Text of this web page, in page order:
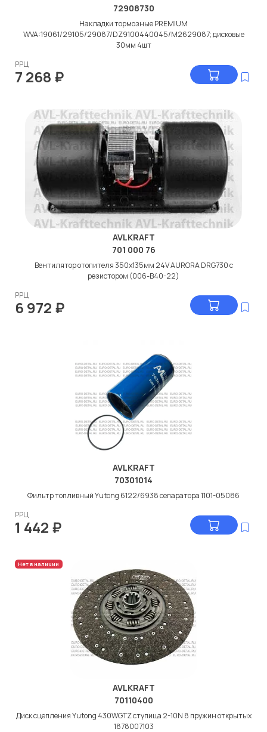
72908730
Накладки тормозные PREMIUM
WVA:19061/29105/29087/DZ9100440045/M2629087; дисковые
30мм 4шт
РРЦ
7 268 ₽
AVLKRAFT
701 000 76
Вентилятор отопителя 350x135мм 24V AURORA DRG730 с
резистором (006-B40-22)
РРЦ
6 972 ₽
AVLKRAFT
70301014
Фильтр топливный Yutong 6122/6938 сепаратора 1101-05086
РРЦ
1 442 ₽
Нет в наличии
AVLKRAFT
70110400
Диск сцепления Yutong 430WGTZ ступица 2-10N 8 пружин открытых
1878007103